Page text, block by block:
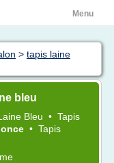
Menu
> tapis laine
bleu
Bleu • Tapis
• Tapis